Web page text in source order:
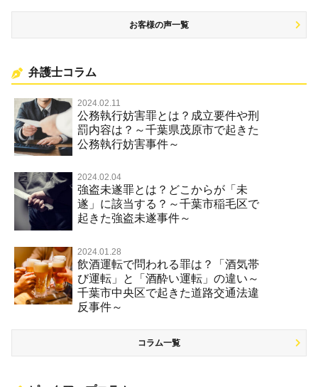
お客様の声一覧
弁護士コラム
2024.02.11
公務執行妨害罪とは？成立要件や刑
罰内容は？～千葉県茂原市で起きた
公務執行妨害事件～
2024.02.04
強盗未遂罪とは？どこからが「未
遂」に該当する？～千葉市稲毛区で
起きた強盗未遂事件～
2024.01.28
飲酒運転で問われる罪は？「酒気帯
び運転」と「酒酔い運転」の違い～
千葉市中央区で起きた道路交通法違
反事件～
コラム一覧